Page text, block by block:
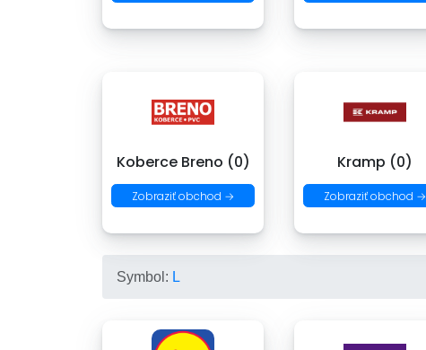
Koberce Breno (0)
Zobraziť obchod →
Kramp (0)
Zobraziť obchod →
Symbol: L